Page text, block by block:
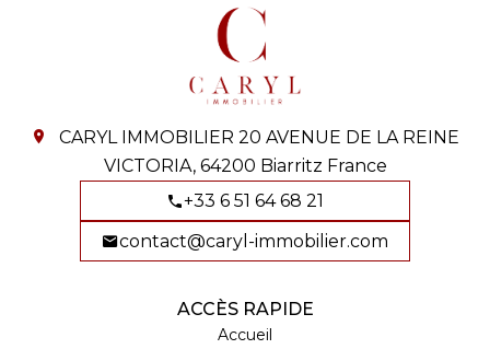
CARYL IMMOBILIER 20 AVENUE DE LA REINE
VICTORIA, 64200 Biarritz France
+33 6 51 64 68 21
contact@caryl-immobilier.com
ACCÈS RAPIDE
Accueil